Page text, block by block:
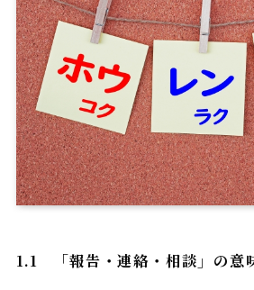
1.1 「報告・連絡・相談」の意